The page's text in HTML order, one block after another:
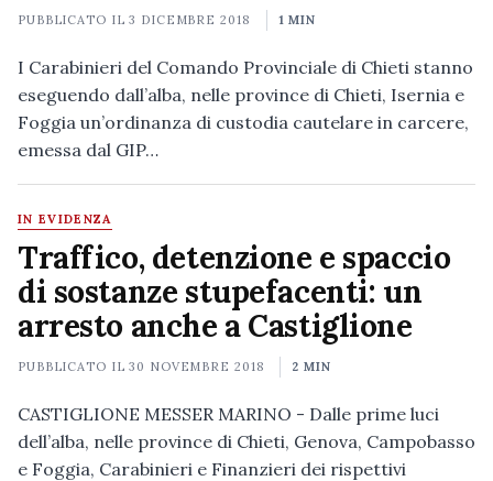
PUBBLICATO IL3 DICEMBRE 2018 1 MIN
I Carabinieri del Comando Provinciale di Chieti stanno
eseguendo dall’alba, nelle province di Chieti, Isernia e
Foggia un’ordinanza di custodia cautelare in carcere,
emessa dal GIP…
IN EVIDENZA
Traffico, detenzione e spaccio
di sostanze stupefacenti: un
arresto anche a Castiglione
PUBBLICATO IL30 NOVEMBRE 2018 2 MIN
CASTIGLIONE MESSER MARINO - Dalle prime luci
dell’alba, nelle province di Chieti, Genova, Campobasso
e Foggia, Carabinieri e Finanzieri dei rispettivi